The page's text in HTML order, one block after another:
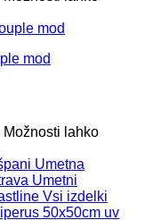
mod
lahko
Umetna
Umetni
Vsi izdelki